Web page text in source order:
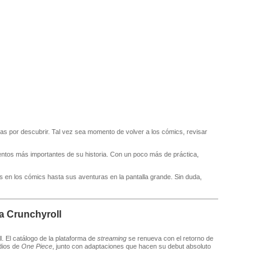
por descubrir. Tal vez sea momento de volver a los cómics, revisar
más importantes de su historia. Con un poco más de práctica,
los cómics hasta sus aventuras en la pantalla grande. Sin duda,
Crunchyroll
. El catálogo de la plataforma de streamingse renueva con el retorno de
de One Piece, junto con adaptaciones que hacen su debut absoluto